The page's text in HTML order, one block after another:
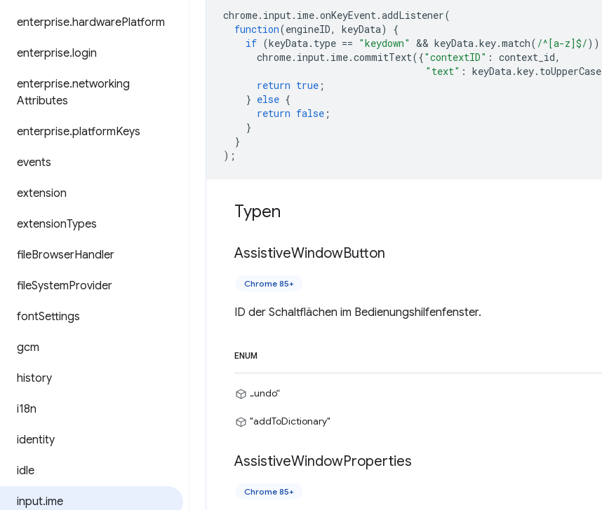
enterprise.hardwarePlatform
enterprise.login
enterprise.networking
Attributes
enterprise.platformKeys
events
extension
extensionTypes
fileBrowserHandler
fileSystemProvider
fontSettings
gcm
history
i18n
identity
idle
input.ime
chrome. input. ime.onKeyEvent.addListener(
function(engineID, keyData)
{
if (keyData. type == "keydown" && keyData.key.match( /^[a-z]$/))
chrome. input. ime.commitText({"contextID" : context_id,
"text" : keyData.key. toUpperCase
return true ;
} else {
return false ;
}
}
);
Typen
AssistiveWindowButton
Chrome 85+
ID der Schaltflächen im Bedienungshilfenfenster.
ENUM
„undo“
"addToDictionary"
AssistiveWindowProperties
Chrome 85+